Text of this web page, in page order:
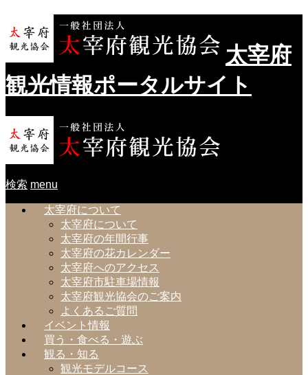
太宰府
観光情報ポータルサイト
検索 menu
太宰府について
太宰府について
太宰府の年間行事
太宰府の花カレンダー
太宰府へのアクセス
太宰府市駐車場情報
太宰府観光協会のご案内
よくあるご質問
イベント情報
買う・食べる・遊ぶ
観る・知る
観光モデルコース